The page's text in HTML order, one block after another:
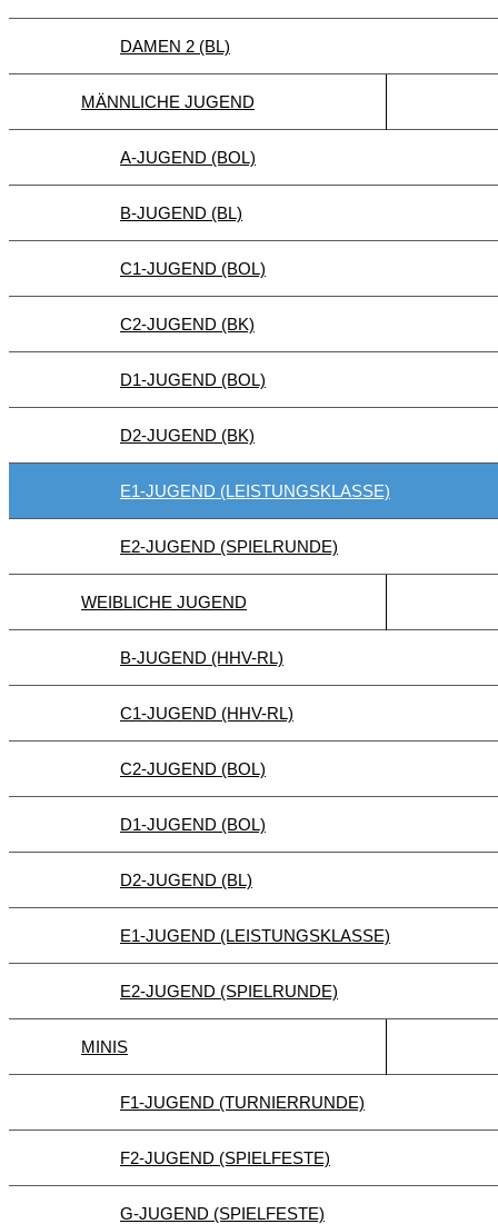
DAMEN 2 (BL)
MÄNNLICHE JUGEND
A-JUGEND (BOL)
B-JUGEND (BL)
C1-JUGEND (BOL)
C2-JUGEND (BK)
D1-JUGEND (BOL)
D2-JUGEND (BK)
E1-JUGEND (LEISTUNGSKLASSE)
E2-JUGEND (SPIELRUNDE)
WEIBLICHE JUGEND
B-JUGEND (HHV-RL)
C1-JUGEND (HHV-RL)
C2-JUGEND (BOL)
D1-JUGEND (BOL)
D2-JUGEND (BL)
E1-JUGEND (LEISTUNGSKLASSE)
E2-JUGEND (SPIELRUNDE)
MINIS
F1-JUGEND (TURNIERRUNDE)
F2-JUGEND (SPIELFESTE)
G-JUGEND (SPIELFESTE)